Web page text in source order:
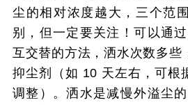
尘的相对浓度越大，三个范
别，但一定要关注！可以通
互交替的方法，洒水次数多些
抑尘剂（如 10 天左右，可根
调整）。洒水是减慢外溢尘